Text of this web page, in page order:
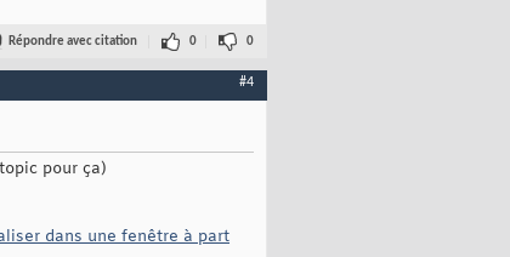
Répondre avec citation 0 0
#4
pour ça)
dans une fenêtre à part